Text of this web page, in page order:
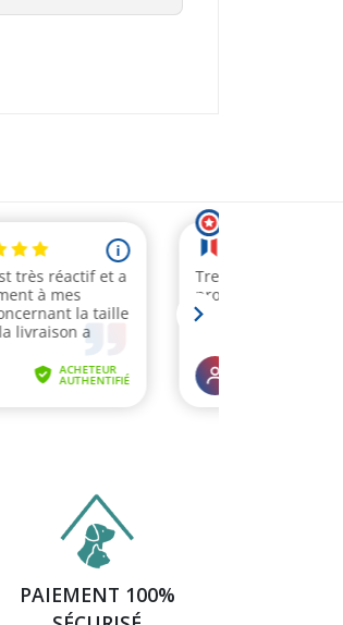
PAIEMENT 100%